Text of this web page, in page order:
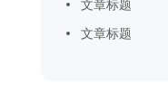
文章标题
文章标题